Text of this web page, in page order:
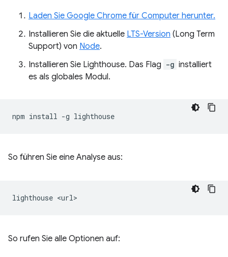
Laden Sie Google Chrome für Computer herunter.
Installieren Sie die aktuelle LTS-Version (Long Term
Support) von Node.
Installieren Sie Lighthouse. Das Flag -g installiert
es als globales Modul.
npm install -g
So führen Sie eine Analyse aus:
lighthouse
So rufen Sie alle Optionen auf: